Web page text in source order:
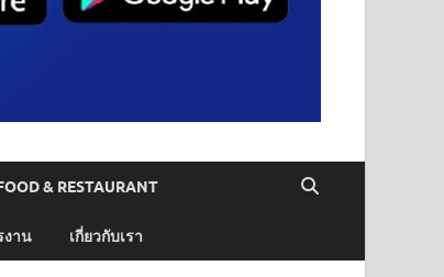
& RESTAURANT
งาน เกี่ยวกับเรา